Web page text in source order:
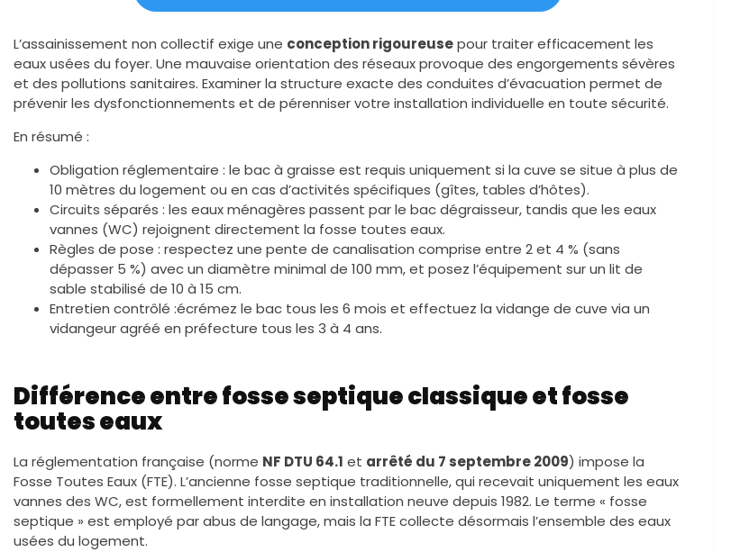
L’assainissement non collectif exige une conception rigoureusepour traiter efficacement les
eaux usées du foyer. Une mauvaise orientation des réseaux provoque des engorgements sévères
et des pollutions sanitaires. Examiner la structure exacte des conduites d’évacuation permet de
prévenir les dysfonctionnements et de pérenniser votre installation individuelle en toute sécurité.
En résumé :
Obligation réglementaire : le bac à graisse est requis uniquement si la cuve se situe à plus de
10 mètres du logement ou en cas d’activités spécifiques (gîtes, tables d’hôtes).
Circuits séparés : les eaux ménagères passent par le bac dégraisseur, tandis que les eaux
vannes (WC) rejoignent directement la fosse toutes eaux.
Règles de pose : respectez une pente de canalisation comprise entre 2 et 4 % (sans
dépasser 5 %) avec un diamètre minimal de 100 mm, et posez l’équipement sur un lit de
sable stabilisé de 10 à 15 cm.
Entretien contrôlé :écrémez le bac tous les 6 mois et effectuez la vidange de cuve via un
vidangeur agréé en préfecture tous les 3 à 4 ans.
Différence entre fosse septique classique et fosse
toutes eaux
La réglementation française (norme NF DTU 64.1 et arrêté du 7 septembre 2009) impose la
Fosse Toutes Eaux (FTE). L’ancienne fosse septique traditionnelle, qui recevait uniquement les eaux
vannes des WC, est formellement interdite en installation neuve depuis 1982. Le terme « fosse
septique » est employé par abus de langage, mais la FTE collecte désormais l’ensemble des eaux
usées du logement.